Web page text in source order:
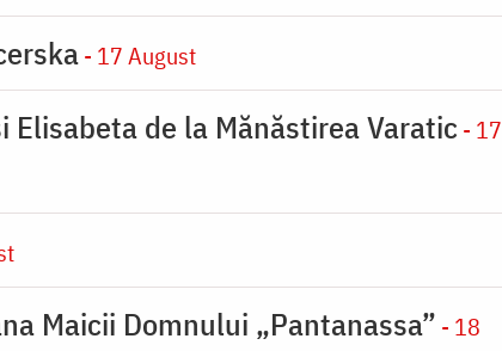
- 17 August
de la Mănăstirea Varatic - 17
Maicii Domnului „Pantanassa” - 18